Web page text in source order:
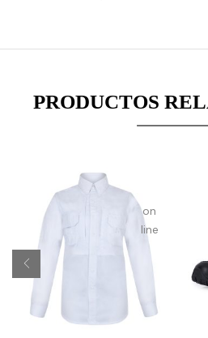
PRODUCTOS
given
on
line